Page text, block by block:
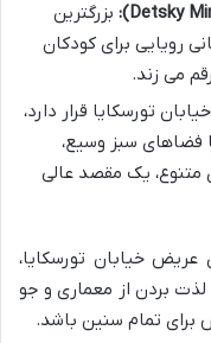
بزرگترین
رویایی برای کودکان
می زند.
تورسکایا قرار دارد،
فضاهای سبز وسیع،
متنوع، یک مقصد عالی
عریض خیابان تورسکایا،
لذت بردن از معماری و جو
تمام سنین باشد.